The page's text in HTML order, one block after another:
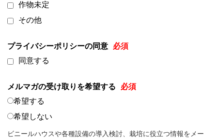
作物未定
その他
プライバシーポリシーの同意
同意する
メルマガの受け取りを希望する
希望する
希望しない
ビニールハウスや各種設備の導入検討、栽培に役立つ情報をメー